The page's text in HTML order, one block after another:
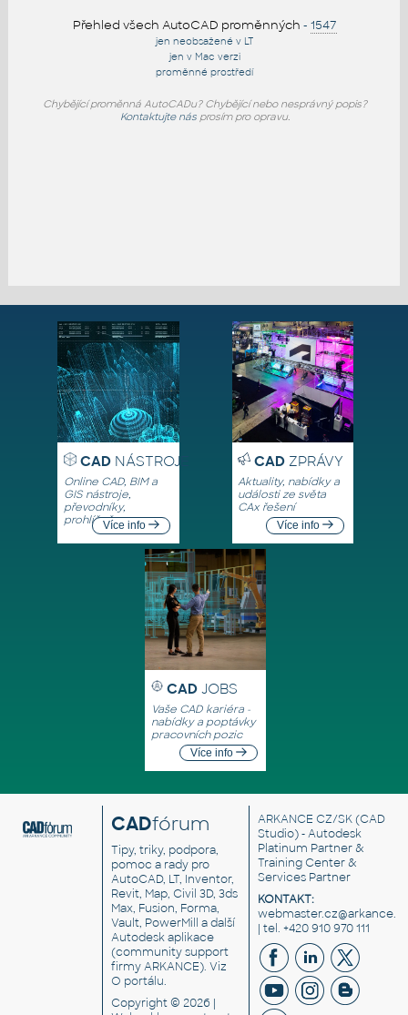
Přehled všech AutoCAD proměnných - 1547
jen neobsažené v LT
jen v Mac verzi
proměnné prostředí
Chybějící proměnná AutoCADu? Chybějící nebo nesprávný popis?
Kontaktujte násprosím pro opravu.
CADNÁSTROJE
Online CAD, BIM a
GIS nástroje,
převodníky,
prohlížečeVíce info
CADZPRÁVY
Aktuality, nabídky a
události ze světa
CAx řešení
Více info
CAD JOBS
Vaše CAD kariéra -
nabídky a poptávky
pracovních pozic
Více info
CADfórum
Tipy, triky, podpora,
pomoc a rady pro
AutoCAD, LT, Inventor,
Revit, Map, Civil 3D, 3ds
Max, Fusion, Forma,
Vault, PowerMill a další
Autodesk aplikace
(community support
firmy ARKANCE). Viz
O portálu.
Copyright © 2026 |
ARKANCE CZ/SK(CAD
Studio) - Autodesk
Platinum Partner &
Training Center &
Services Partner
KONTAKT:
| tel. +420 910 970 111